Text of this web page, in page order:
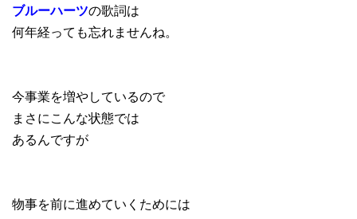
ブルーハーツの歌詞は
何年経っても忘れませんね。
今事業を増やしているので
まさにこんな状態では
あるんですが
物事を前に進めていくためには